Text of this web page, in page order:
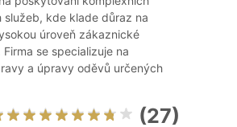
služeb, kde klade důraz na
úroveň zákaznické
se specializuje na
a úpravy oděvů určených
(27)